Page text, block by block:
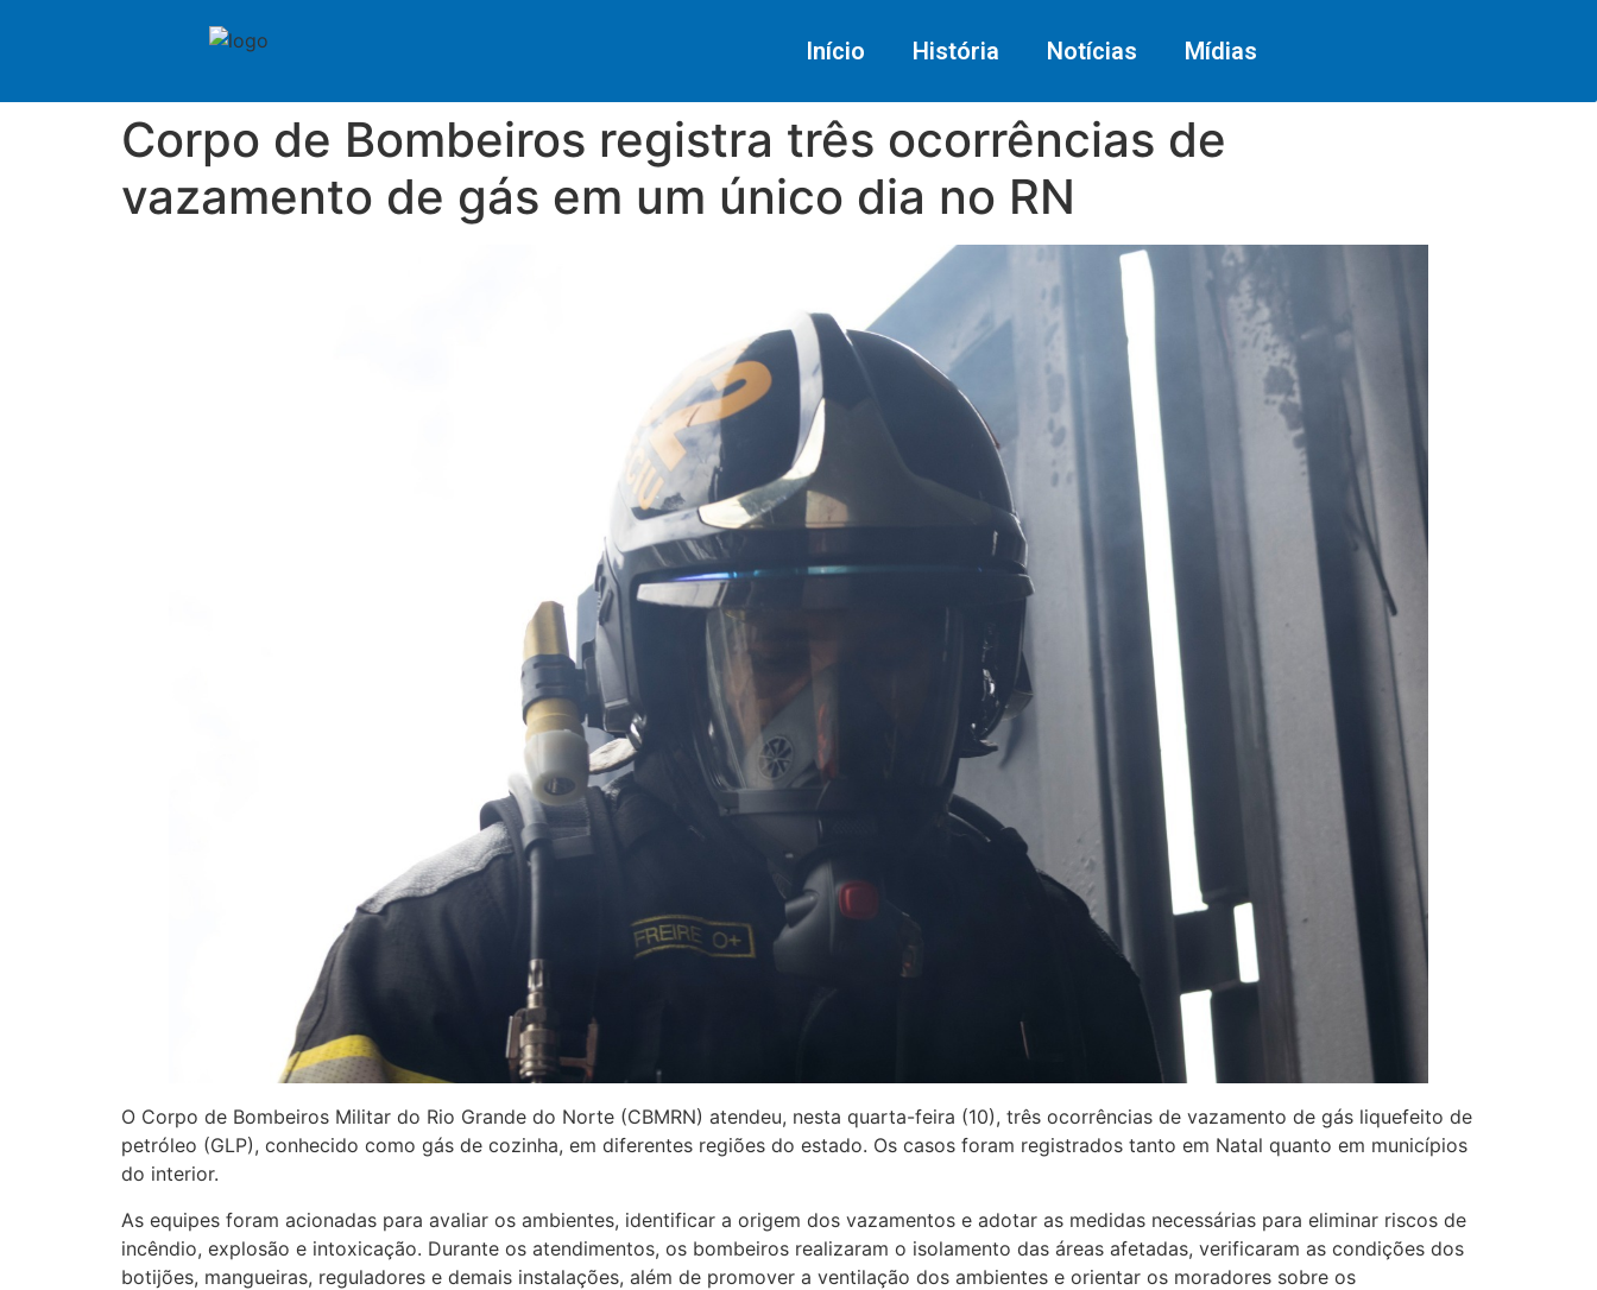
Início História Notícias Mídias
Corpo de Bombeiros registra três ocorrências de
vazamento de gás em um único dia no RN
O Corpo de Bombeiros Militar do Rio Grande do Norte (CBMRN) atendeu, nesta quarta-feira (10), três ocorrências de vazamento de gás liquefeito de
petróleo (GLP), conhecido como gás de cozinha, em diferentes regiões do estado. Os casos foram registrados tanto em Natal quanto em municípios
do interior.
As equipes foram acionadas para avaliar os ambientes, identificar a origem dos vazamentos e adotar as medidas necessárias para eliminar riscos de
incêndio, explosão e intoxicação. Durante os atendimentos, os bombeiros realizaram o isolamento das áreas afetadas, verificaram as condições dos
botijões, mangueiras, reguladores e demais instalações, além de promover a ventilação dos ambientes e orientar os moradores sobre os